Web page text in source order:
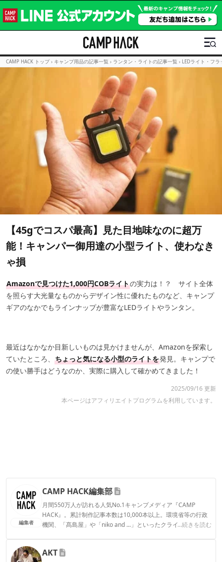
CAMP HACK トップ › キャンプ用品の記事一覧 › ランタン・ライトの記事一覧 › LEDライト・フ
【45gでコスパ最高】見た目地味なのに超万
能！キャンパー御用達の小型ライト、使わなき
ゃ損
Amazonで見つけた1,000円COBライトの実力は！？ サイト全体
を照らす大光量なものからデザイン性に優れたものなど、キャンプ
ギアのなかでもラインナップが豊富なLEDライトやランタン。
最近はなかなか目新しいものは見かけませんが、Amazonを探索し
ていたところ、 ちょっと気になる小型のライトを発見。キャンプで
の使い勝手はどうなのか、実際に購入して確かめてきました！
2025/09/16 更新
本ページはアフィリエイトプログラムを利用しています。
編集者
CAMP HACK編集部
月間550万人が訪れる人気No.1キャンプメディア『CAMP
HACK』。累計制作記事本数は10,000本以上。環境省等の行政
機関、「髙島屋」や「niko and ...」といったクライアントとの
...続きを読む
CAMP HACK編集部のプロフィール
AKT